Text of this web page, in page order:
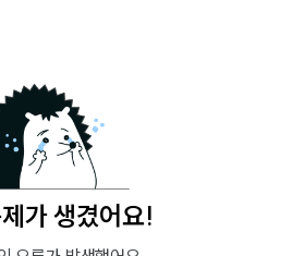
가 생겼어요!